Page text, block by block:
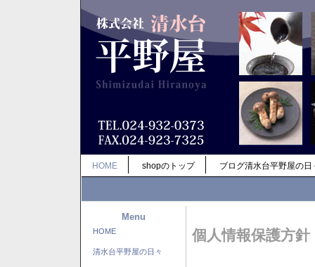
HOME shopのトップ ブログ清水台平野屋の日
Menu
HOME
清水台平野屋の日々
個人情報保護方針